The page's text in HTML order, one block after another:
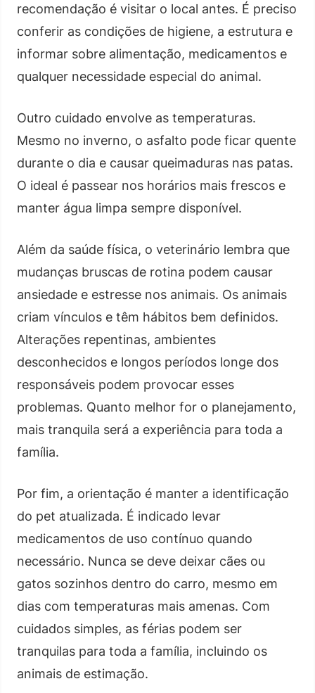
recomendação é visitar o local antes. É preciso
conferir as condições de higiene, a estrutura e
informar sobre alimentação, medicamentos e
qualquer necessidade especial do animal.
Outro cuidado envolve as temperaturas.
Mesmo no inverno, o asfalto pode ficar quente
durante o dia e causar queimaduras nas patas.
O ideal é passear nos horários mais frescos e
manter água limpa sempre disponível.
Além da saúde física, o veterinário lembra que
mudanças bruscas de rotina podem causar
ansiedade e estresse nos animais. Os animais
criam vínculos e têm hábitos bem definidos.
Alterações repentinas, ambientes
desconhecidos e longos períodos longe dos
responsáveis podem provocar esses
problemas. Quanto melhor for o planejamento,
mais tranquila será a experiência para toda a
família.
Por fim, a orientação é manter a identificação
do pet atualizada. É indicado levar
medicamentos de uso contínuo quando
necessário. Nunca se deve deixar cães ou
gatos sozinhos dentro do carro, mesmo em
dias com temperaturas mais amenas. Com
cuidados simples, as férias podem ser
tranquilas para toda a família, incluindo os
animais de estimação.